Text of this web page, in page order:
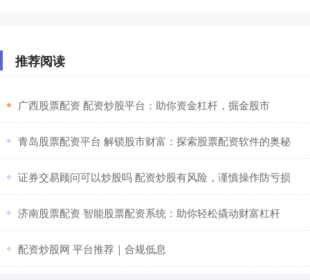
推荐阅读
​广西股票配资 配资炒股平台：助你资金杠杆，掘金股市
​青岛股票配资平台 解锁股市财富：探索股票配资软件的奥秘
​证券交易顾问可以炒股吗 配资炒股有风险，谨慎操作防亏损
​济南股票配资 智能股票配资系统：助你轻松撬动财富杠杆
​配资炒股网 平台推荐｜合规低息